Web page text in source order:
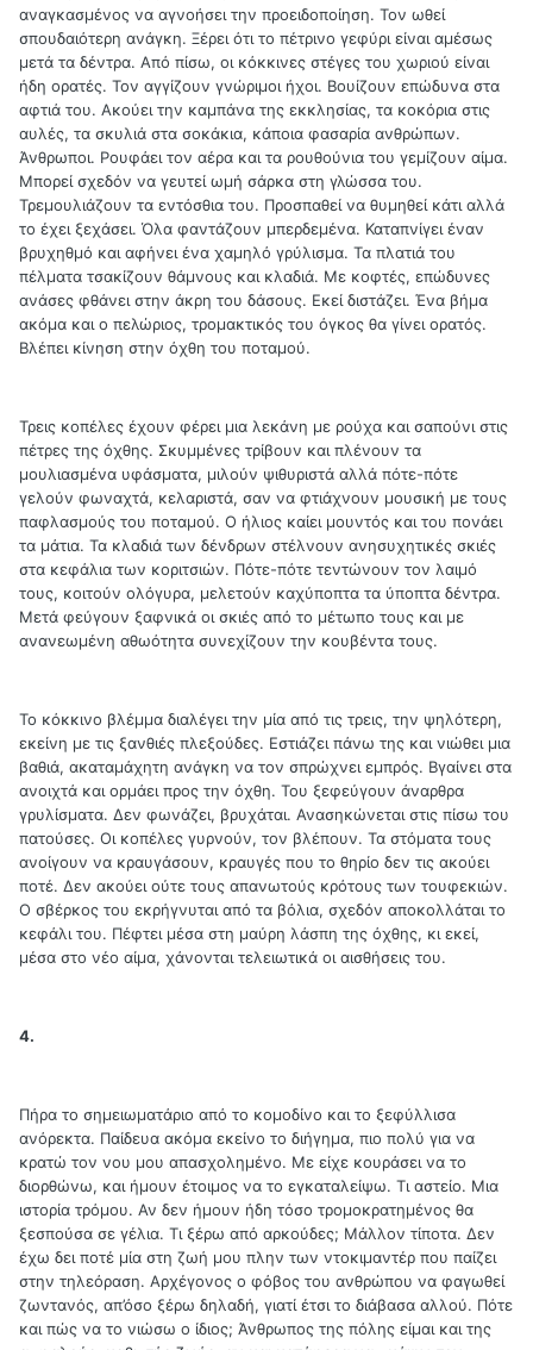
αναγκασμένος να αγνοήσει την προειδοποίηση. Τον ωθεί
σπουδαιότερη ανάγκη. Ξέρει ότι το πέτρινο γεφύρι είναι αμέσως
μετά τα δέντρα. Από πίσω, οι κόκκινες στέγες του χωριού είναι
ήδη ορατές. Τον αγγίζουν γνώριμοι ήχοι. Βουίζουν επώδυνα στα
αφτιά του. Ακούει την καμπάνα της εκκλησίας, τα κοκόρια στις
αυλές, τα σκυλιά στα σοκάκια, κάποια φασαρία ανθρώπων.
Άνθρωποι. Ρουφάει τον αέρα και τα ρουθούνια του γεμίζουν αίμα.
Μπορεί σχεδόν να γευτεί ωμή σάρκα στη γλώσσα του.
Τρεμουλιάζουν τα εντόσθια του. Προσπαθεί να θυμηθεί κάτι αλλά
το έχει ξεχάσει. Όλα φαντάζουν μπερδεμένα. Καταπνίγει έναν
βρυχηθμό και αφήνει ένα χαμηλό γρύλισμα. Τα πλατιά του
πέλματα τσακίζουν θάμνους και κλαδιά. Με κοφτές, επώδυνες
ανάσες φθάνει στην άκρη του δάσους. Εκεί διστάζει. Ένα βήμα
ακόμα και ο πελώριος, τρομακτικός του όγκος θα γίνει ορατός.
Βλέπει κίνηση στην όχθη του ποταμού.
Τρεις κοπέλες έχουν φέρει μια λεκάνη με ρούχα και σαπούνι στις
πέτρες της όχθης. Σκυμμένες τρίβουν και πλένουν τα
μουλιασμένα υφάσματα, μιλούν ψιθυριστά αλλά πότε-πότε
γελούν φωναχτά, κελαριστά, σαν να φτιάχνουν μουσική με τους
παφλασμούς του ποταμού. Ο ήλιος καίει μουντός και του πονάει
τα μάτια. Τα κλαδιά των δένδρων στέλνουν ανησυχητικές σκιές
στα κεφάλια των κοριτσιών. Πότε-πότε τεντώνουν τον λαιμό
τους, κοιτούν ολόγυρα, μελετούν καχύποπτα τα ύποπτα δέντρα.
Μετά φεύγουν ξαφνικά οι σκιές από το μέτωπο τους και με
ανανεωμένη αθωότητα συνεχίζουν την κουβέντα τους.
Το κόκκινο βλέμμα διαλέγει την μία από τις τρεις, την ψηλότερη,
εκείνη με τις ξανθιές πλεξούδες. Εστιάζει πάνω της και νιώθει μια
βαθιά, ακαταμάχητη ανάγκη να τον σπρώχνει εμπρός. Βγαίνει στα
ανοιχτά και ορμάει προς την όχθη. Του ξεφεύγουν άναρθρα
γρυλίσματα. Δεν φωνάζει, βρυχάται. Ανασηκώνεται στις πίσω του
πατούσες. Οι κοπέλες γυρνούν, τον βλέπουν. Τα στόματα τους
ανοίγουν να κραυγάσουν, κραυγές που το θηρίο δεν τις ακούει
ποτέ. Δεν ακούει ούτε τους απανωτούς κρότους των τουφεκιών.
Ο σβέρκος του εκρήγνυται από τα βόλια, σχεδόν αποκολλάται το
κεφάλι του. Πέφτει μέσα στη μαύρη λάσπη της όχθης, κι εκεί,
μέσα στο νέο αίμα, χάνονται τελειωτικά οι αισθήσεις του.
4.
Πήρα το σημειωματάριο από το κομοδίνο και το ξεφύλλισα
ανόρεκτα. Παίδευα ακόμα εκείνο το διήγημα, πιο πολύ για να
κρατώ τον νου μου απασχολημένο. Με είχε κουράσει να το
διορθώνω, και ήμουν έτοιμος να το εγκαταλείψω. Τι αστείο. Μια
ιστορία τρόμου. Αν δεν ήμουν ήδη τόσο τρομοκρατημένος θα
ξεσπούσα σε γέλια. Τι ξέρω από αρκούδες; Μάλλον τίποτα. Δεν
έχω δει ποτέ μία στη ζωή μου πλην των ντοκιμαντέρ που παίζει
στην τηλεόραση. Αρχέγονος ο φόβος του ανθρώπου να φαγωθεί
ζωντανός, απ’όσο ξέρω δηλαδή, γιατί έτσι το διάβασα αλλού. Πότε
και πώς να το νιώσω ο ίδιος; Άνθρωπος της πόλης είμαι και της